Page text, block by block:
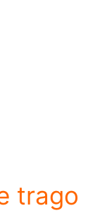
trago